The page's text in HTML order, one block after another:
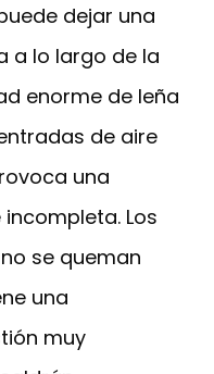
dejar una
a lo largo de la
enorme de leña
de aire
una
Los
se queman
una
muy